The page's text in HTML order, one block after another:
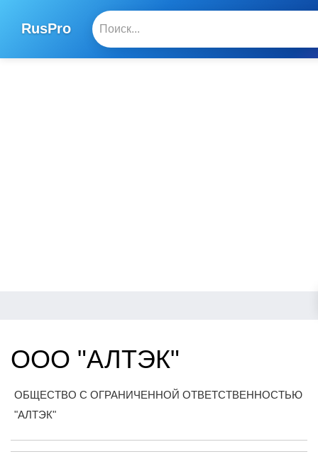
RusPro
ООО "АЛТЭК"
ОБЩЕСТВО С ОГРАНИЧЕННОЙ ОТВЕТСТВЕННОСТЬЮ
"АЛТЭК"